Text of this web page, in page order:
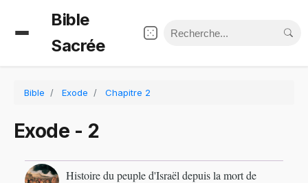
Bible
Sacrée
Bible Exode Chapitre 2
Exode - 2
Histoire du peuple d'Israël depuis la mort de